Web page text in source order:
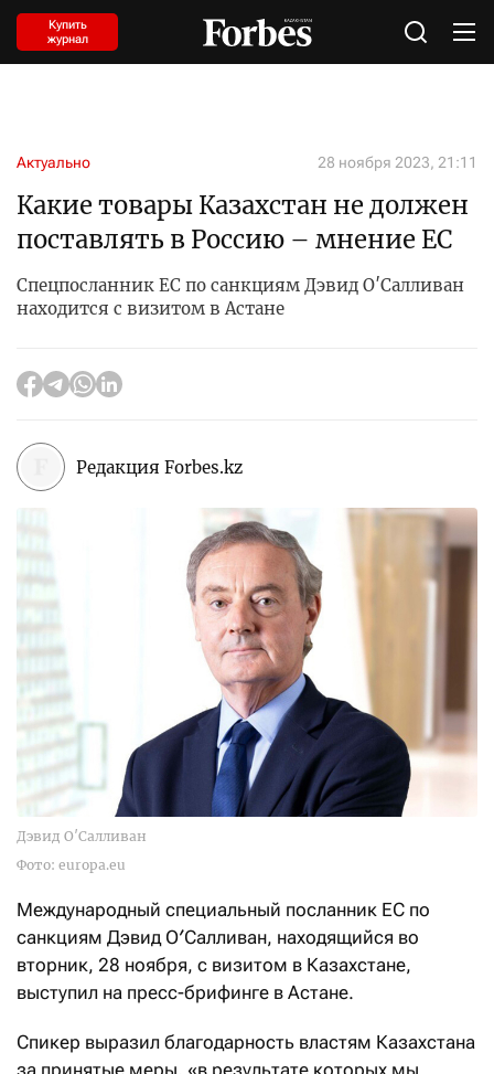
Купить
журнал
Актуально 28 ноября 2023, 21:11
Какие товары Казахстан не должен
поставлять в Россию – мнение ЕС
Спецпосланник ЕС по санкциям Дэвид О′Салливан
находится с визитом в Астане
Редакция Forbes.kz
Дэвид О′Салливан
Фото: europa.eu
Международный специальный посланник ЕС по
санкциям Дэвид О′Салливан, находящийся во
вторник, 28 ноября, с визитом в Казахстане,
выступил на пресс-брифинге в Астане.
Спикер выразил благодарность властям Казахстана
за принятые меры, «в результате которых мы